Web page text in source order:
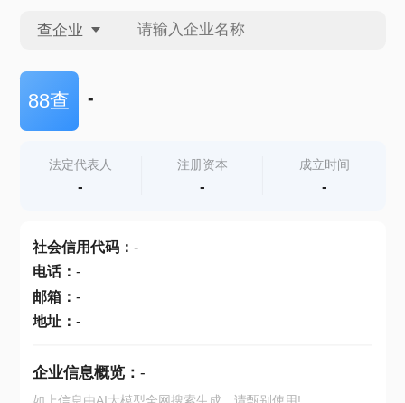
查企业
查企业
查产地
88查 -
法定代表人
-
注册资本
-
成立时间
-
社会信用代码： -
电话： -
邮箱： -
地址： -
企业信息概览： -